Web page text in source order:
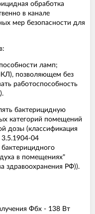
обработка
в канале
мер безопасности для
ламп;
позволяющем без
работоспособность
бактерицидную
категорий помещений
дозы (классификация
3.5.1904-04
в помещениях"
здравоохранения РФ)).
Фбх - 138 Вт